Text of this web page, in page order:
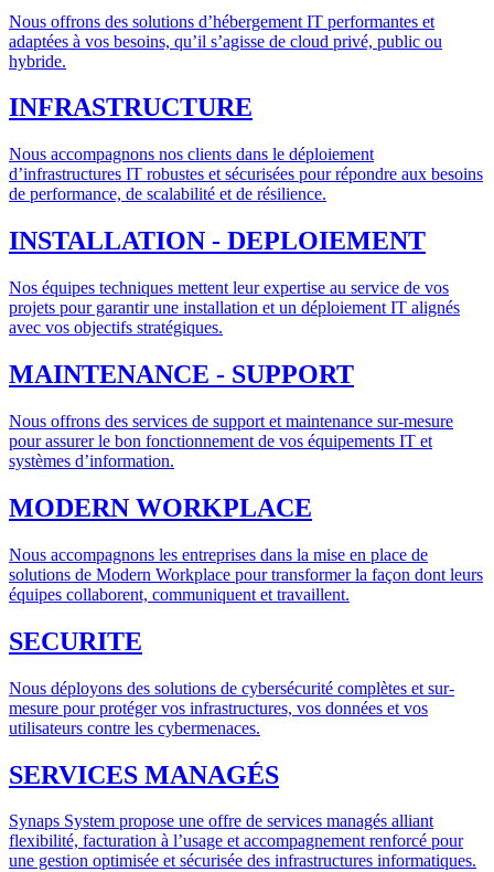
Nous offrons des solutions d’hébergement IT performantes et
adaptées à vos besoins, qu’il s’agisse de cloud privé, public ou
hybride.
INFRASTRUCTURE
Nous accompagnons nos clients dans le déploiement
d’infrastructures IT robustes et sécurisées pour répondre aux besoins
de performance, de scalabilité et de résilience.
INSTALLATION - DEPLOIEMENT
Nos équipes techniques mettent leur expertise au service de vos
projets pour garantir une installation et un déploiement IT alignés
avec vos objectifs stratégiques.
MAINTENANCE - SUPPORT
Nous offrons des services de support et maintenance sur-mesure
pour assurer le bon fonctionnement de vos équipements IT et
systèmes d’information.
MODERN WORKPLACE
Nous accompagnons les entreprises dans la mise en place de
solutions de Modern Workplace pour transformer la façon dont leurs
équipes collaborent, communiquent et travaillent.
SECURITE
Nous déployons des solutions de cybersécurité complètes et sur-
mesure pour protéger vos infrastructures, vos données et vos
utilisateurs contre les cybermenaces.
SERVICES MANAGÉS
Synaps System propose une offre de services managés alliant
flexibilité, facturation à l’usage et accompagnement renforcé pour
une gestion optimisée et sécurisée des infrastructures informatiques.